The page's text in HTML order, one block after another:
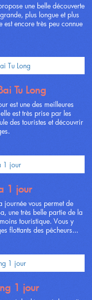
une belle découverte
plus longue et plus
encore très peu connue
Tu Long
est une des meilleures
est très prise par les
des touristes et découvrir
1 jour
vous permet de
une très belle partie de la
touristique. Vous y
flottants des pêcheurs...
1 jour